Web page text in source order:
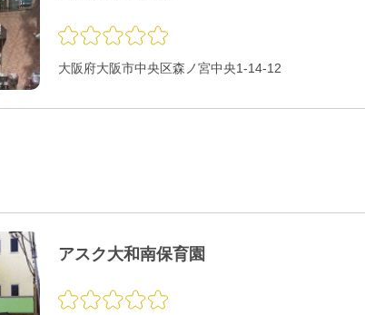
大阪府大阪市中央区森ノ宮中央1-14-12
アスク大和南保育園